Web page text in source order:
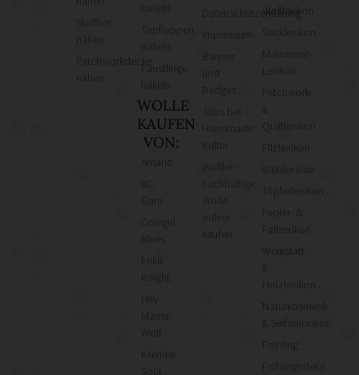
Stofftier
Patchworkdecke
häkeln
Topflappen
häkeln
Fäustlinge
häkeln
WOLLE
KAUFEN
VON:
Cowgirl
Knight
Mama
Wolf
Kremke
Datenschutzerklärung
Kultur
Wollke –
nachhaltige
kaufen
Wolllexikon
Sticklexikon
Makramee-
Lexikon
Patchwork-
&
Quiltlexikon
Filzlexikon
Weblexikon
Töpferlexikon
Papier- &
Faltlexikon
Werkstatt-
&
Holzlexikon
Naturkosmetik-
& Seifenlexikon
Frühling
Frühlingsdeko